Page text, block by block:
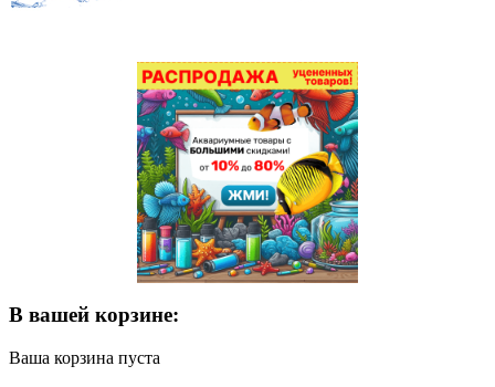
В вашей корзине:
Ваша корзина пуста